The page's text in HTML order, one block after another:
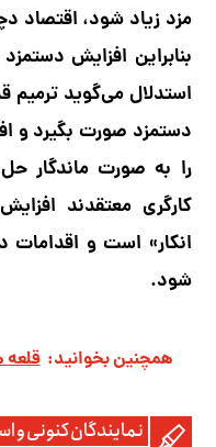
مزد زیاد شود، اقتصاد
بنابراین افزایش
استدلال می‌گوید ترمیم
دستمزد صورت بگیرد و
را به صورت ماندگار
کارگری معتقدند
انکار» است و اقدامات
شود.
همچنین بخوانید: قلعه
نمایندگان کنونی و